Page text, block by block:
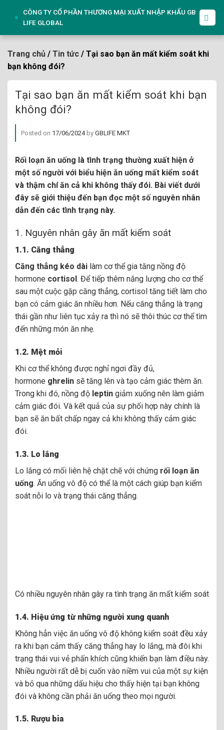
CÔNG TY CỔ PHẦN THƯƠNG MẠI XUẤT NHẬP KHẨU GB
LIFE GLOBAL
Trang chủ / Tin tức / Tại sao bạn ăn mất kiểm soát khi
bạn không đói?
Tại sao bạn ăn mất kiểm soát khi bạn
không đói?
Posted on 17/06/2024by GBLIFE MKT
Rối loạn ăn uống là tình trạng thường xuất hiện ở
một số người với biểu hiện ăn uống mất kiểm soát
và thậm chí ăn cả khi không thấy đói. Bài viết dưới
đây sẽ giới thiệu đến bạn đọc một số nguyên nhân
dẫn đến các tình trạng này.
1. Nguyên nhân gây ăn mất kiểm soát
1.1. Căng thẳng
Căng thẳng kéo dài làm cơ thể gia tăng nồng độ
hormone cortisol . Để tiếp thêm năng lượng cho cơ thể
sau một cuộc gặp căng thẳng, cortisol tăng tiết làm cho
bạn có cảm giác ăn nhiều hơn. Nếu căng thẳng là trạng
thái gần như liên tục xảy ra thì nó sẽ thôi thúc cơ thể tìm
đến những món ăn nhẹ.
1.2. Mệt mỏi
Khi cơ thể không được nghỉ ngơi đầy đủ,
hormone ghrelin sẽ tăng lên và tạo cảm giác thèm ăn.
Trong khi đó, nồng độ leptin giảm xuống nên làm giảm
cảm giác đói. Và kết quả của sự phối hợp này chính là
bạn sẽ ăn bất chấp ngay cả khi không thấy cảm giác
đói.
1.3. Lo lắng
Lo lắng có mối liên hệ chặt chẽ với chứng rối loạn ăn
uống. Ăn uống vô độ có thể là một cách giúp bạn kiểm
soát nỗi lo và trạng thái căng thẳng.
Có nhiều nguyên nhân gây ra tình trạng ăn mất kiểm soát
1.4. Hiệu ứng từ những người xung quanh
Không hẳn việc ăn uống vô độ không kiểm soát đều xảy
ra khi bạn cảm thấy căng thẳng hay lo lắng, mà đôi khi
trạng thái vui vẻ phấn khích cũng khiến bạn làm điều này.
Nhiều người rất dễ bị cuốn vào niềm vui của một sự kiện
và bỏ qua những dấu hiệu cho thấy hiện tại bạn không
đói và không cần phải ăn uống theo mọi người.
1.5. Rượu bia